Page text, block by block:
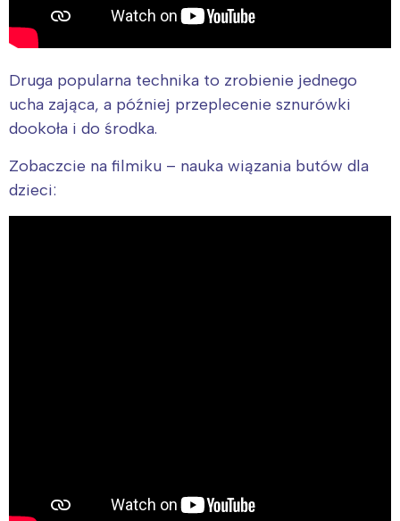
Druga popularna technika to zrobienie jednego
ucha zająca, a później przeplecenie sznurówki
dookoła i do środka.
Zobaczcie na filmiku – nauka wiązania butów dla
dzieci: